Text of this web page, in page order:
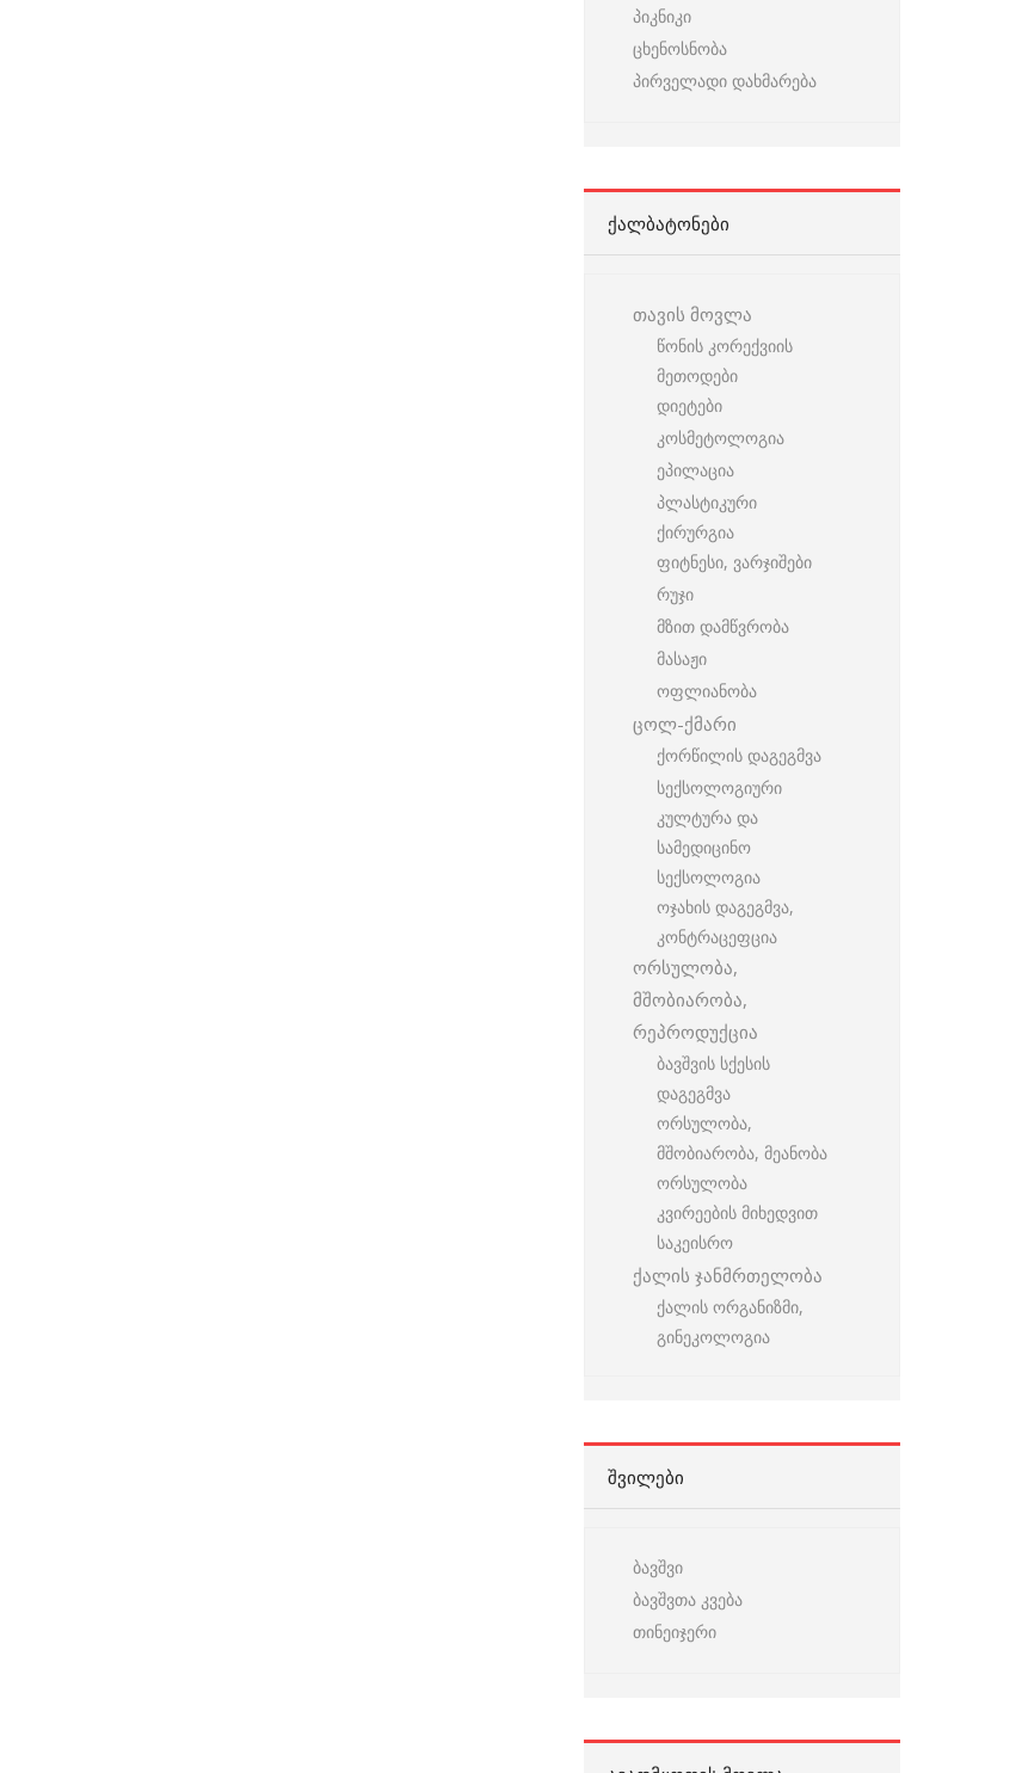
პიკნიკი
ცხენოსნობა
პირველადი დახმარება
ᲥᲐᲚᲑᲐᲢᲝᲜᲔᲑᲘ
თავის მოვლა
წონის კორექვიის
მეთოდები
დიეტები
კოსმეტოლოგია
ეპილაცია
პლასტიკური
ქირურგია
ფიტნესი, ვარჯიშები
რუჯი
მზით დამწვრობა
მასაჟი
ოფლიანობა
ცოლ-ქმარი
ქორწილის დაგეგმვა
სექსოლოგიური
კულტურა და
სამედიცინო
სექსოლოგია
ოჯახის დაგეგმვა,
კონტრაცეფცია
ორსულობა,
მშობიარობა,
რეპროდუქცია
ბავშვის სქესის
დაგეგმვა
ორსულობა,
მშობიარობა, მეანობა
ორსულობა
კვირეების მიხედვით
საკეისრო
ქალის ჯანმრთელობა
ქალის ორგანიზმი,
გინეკოლოგია
ᲨᲕᲘᲚᲔᲑᲘ
ბავშვი
ბავშვთა კვება
თინეიჯერი